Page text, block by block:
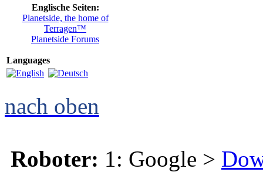
Englische Seiten:
Planetside, the home of
Terragen™
Planetside Forums
Languages
nach oben
Roboter: 1: Google >